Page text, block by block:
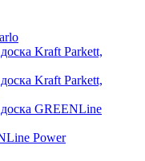
Kraft Parkett,
Kraft Parkett,
GREENLine
Power